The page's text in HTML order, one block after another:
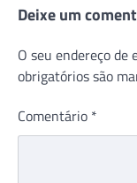
Deixe um
O seu endereço de
obrigatórios são
Comentário *